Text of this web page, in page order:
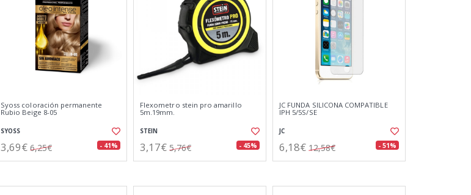
Syoss coloración permanente
Rubio Beige 8-05
SYOSS
3,69€ 6,25€ - 41%
Flexometro stein pro amarillo
5m.19mm.
STEIN
3,17€ 5,76€ - 45%
JC FUNDA SILICONA COMPATIBLE
IPH 5/5S/SE
JC
6,18€ 12,58€ - 51%